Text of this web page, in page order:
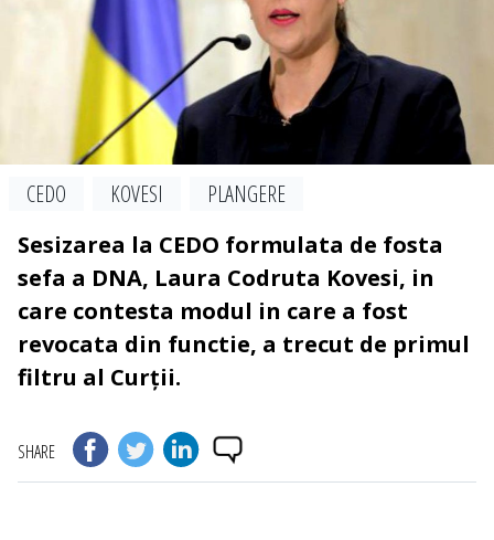
CEDO KOVESI
PLANGERE
Sesizarea la CEDO formulata de fosta
sefa a DNA, Laura Codruta Kovesi, in
care contesta modul in care a fost
revocata din functie, a trecut de primul
filtru al Curții.
SHARE